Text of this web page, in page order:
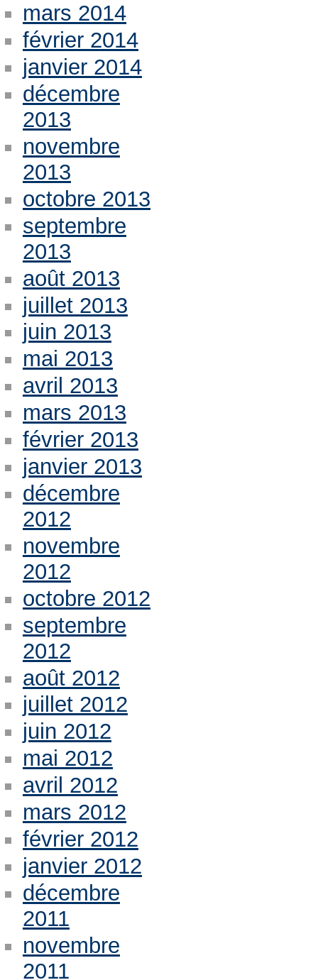
mars 2014
février 2014
janvier 2014
décembre
2013
novembre
2013
octobre 2013
septembre
2013
août 2013
juillet 2013
juin 2013
mai 2013
avril 2013
mars 2013
février 2013
janvier 2013
décembre
2012
novembre
2012
octobre 2012
septembre
2012
août 2012
juillet 2012
juin 2012
mai 2012
avril 2012
mars 2012
février 2012
janvier 2012
décembre
2011
novembre
2011